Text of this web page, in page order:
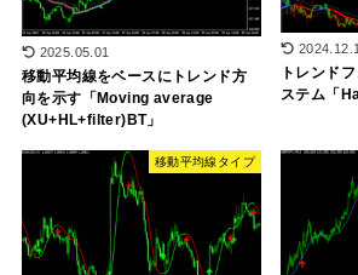
2025.05.01
移動平均線をベースにトレンド方
向を示す「Moving average
(XU+HL+filter)BT」
トレンド
ステム「
移動平均線タイプ